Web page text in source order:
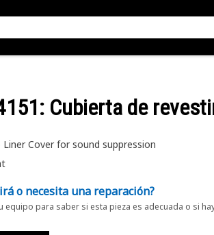
: Cubierta de
Cover for sound suppression
o necesita una reparación?
equipo para saber si esta pieza es adecuada o si